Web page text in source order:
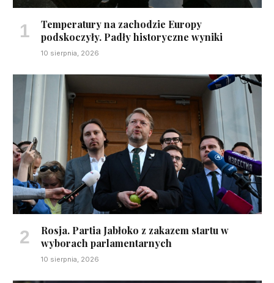
Temperatury na zachodzie Europy
podskoczyły. Padły historyczne wyniki
10 sierpnia, 2026
Rosja. Partia Jabłoko z zakazem startu w
wyborach parlamentarnych
10 sierpnia, 2026